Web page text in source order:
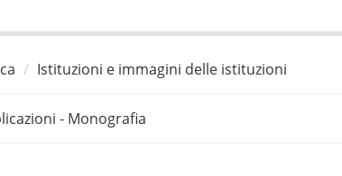
Istituzioni e immagini delle istituzioni
- Monografia